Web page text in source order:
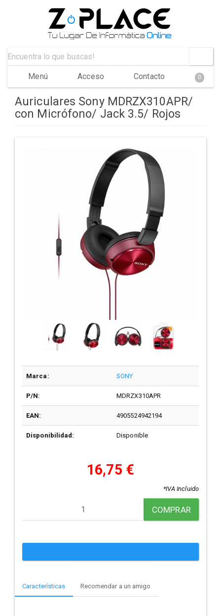
Menú Acceso Contacto 0
Auriculares Sony MDRZX310APR/
con Micrófono/ Jack 3.5/ Rojos
Marca: SONY
P/N: MDRZX310APR
EAN: 4905524942194
Disponibilidad: Disponible
16,75 €
*IVA Incluido
COMPRAR
Características Recomendar a un amigo